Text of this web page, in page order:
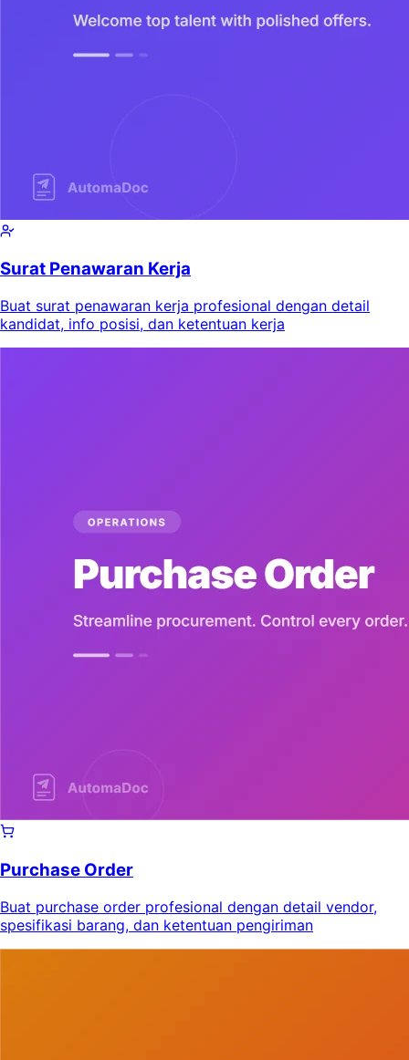
Surat Penawaran Kerja
Buat surat penawaran kerja profesional dengan detail
kandidat, info posisi, dan ketentuan kerja
Purchase Order
Buat purchase order profesional dengan detail vendor,
spesifikasi barang, dan ketentuan pengiriman